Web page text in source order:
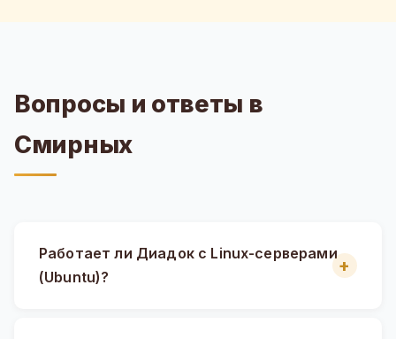
Вопросы и ответы в
Смирных
Работает ли Диадок с Linux-серверами
(Ubuntu)?